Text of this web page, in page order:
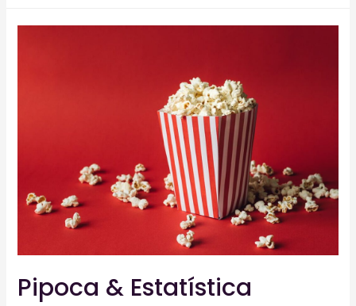
Pipoca & Estatística